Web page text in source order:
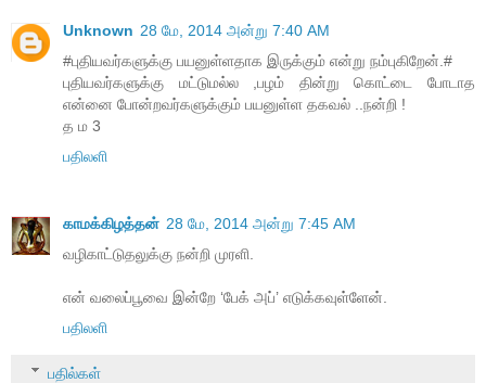
Unknown 28 மே, 2014 அன்று 7:40 AM
#புதியவர்களுக்கு பயனுள்ளதாக இருக்கும் என்று நம்புகிறேன்.#
புதியவர்களுக்கு மட்டுமல்ல ,பழம் தின்று கொட்டை போடாத
என்னை போன்றவர்களுக்கும் பயனுள்ள தகவல் ..நன்றி !
த ம 3
பதிலளி
காமக்கிழத்தன் 28 மே, 2014 அன்று 7:45 AM
வழிகாட்டுதலுக்கு நன்றி முரளி.
என் வலைப்பூவை இன்றே ‘பேக் அப்’ எடுக்கவுள்ளேன்.
பதிலளி
பதில்கள்